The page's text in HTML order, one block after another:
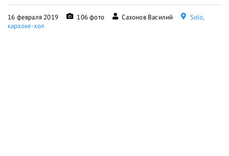
16 февраля 2019 106 фото Сазонов Василий
Solo,
караоке-хол